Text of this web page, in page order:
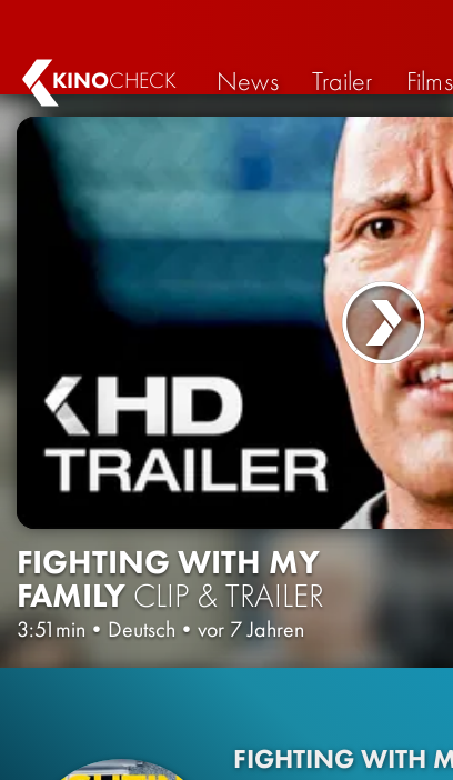
KINOCHECK News Trailer
FIGHTING WITH MY
FAMILY CLIP & TRAILER
3:51min • Deutsch • vor 7 Jahren
FIGHTING WITH